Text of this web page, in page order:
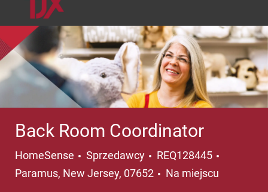
Back Room Coordinator
HomeSense Kategoria
Sprzedawcy REQ128445
Paramus, New Jersey, 07652
Na miejscu